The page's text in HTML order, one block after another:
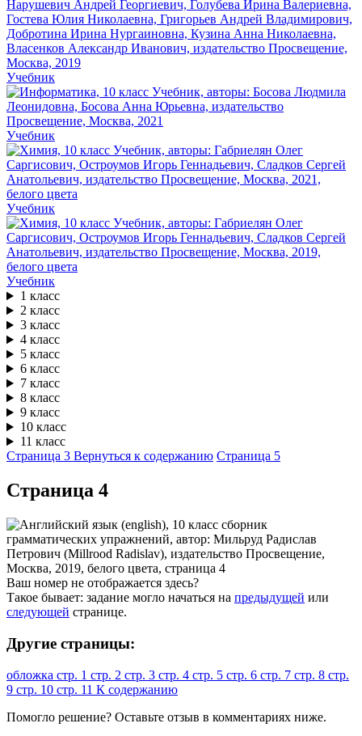
Учебник
Учебник
Учебник
Учебник
1 класс
2 класс
3 класс
4 класс
5 класс
6 класс
7 класс
8 класс
9 класс
10 класс
11 класс
Страница 3 Вернуться к содержанию Страница 5
Cтраница 4
Ваш номер не отображается здесь?
Такое бывает: задание могло начаться на предыдущей или
следующей странице.
Другие страницы:
обложка стр. 1 стр. 2 стр. 3 стр. 4 стр. 5 стр. 6 стр. 7 стр. 8 стр.
9 стр. 10 стр. 11 К содержанию
Помогло решение? Оставьте отзыв в комментариях ниже.